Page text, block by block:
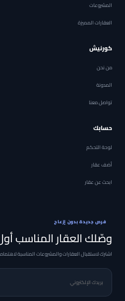
المشروعات
العقارات المميزة
كورنيش
من نحن
المدونة
تواصل معنا
حسابك
لوحة التحكم
أضف عقار
ابحث عن عقار
فرص جديدة بدون إزعاج
وصّلك العقار المناسب
اشترك لاستقبال العقارات والمشروعات المناسبة
بريدك الإلكتروني